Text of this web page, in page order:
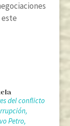
este
del conflicto
,
Petro,